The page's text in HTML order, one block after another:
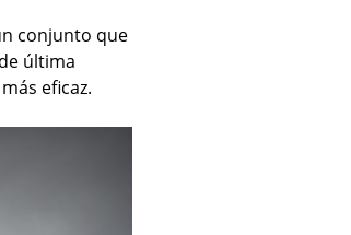
conjunto que
última
eficaz.